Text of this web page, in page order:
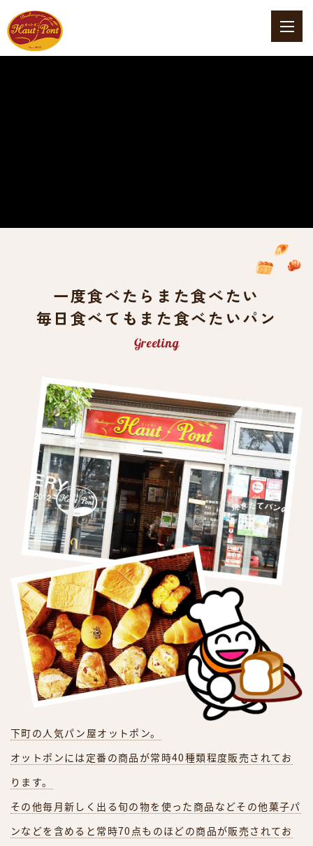
一度食べたら また食べたい
毎日食べても また食べたいパン
Greeting
下町の人気パン屋オットポン。
オットポンには定番の商品が常時40種類程度販売されてお
ります。
その他毎月新しく出る旬の物を使った商品などその他菓子パ
ンなどを含めると常時70点ものほどの商品が販売されてお